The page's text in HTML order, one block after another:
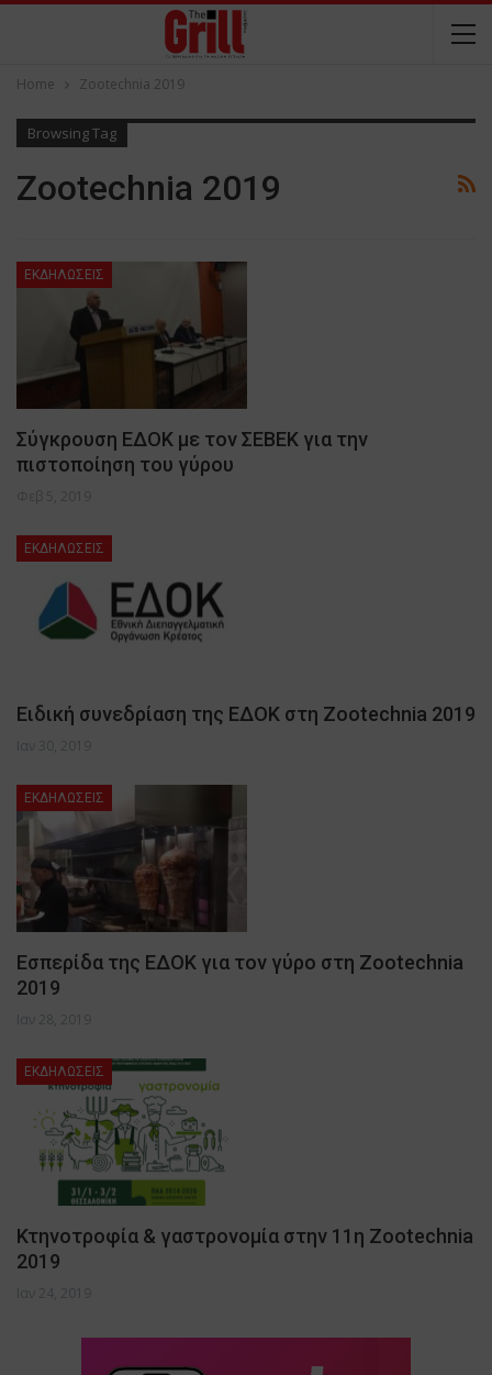
Home Zootechnia 2019
Browsing Tag
Zootechnia 2019
ΕΚΔΗΛΩΣΕΙΣ
Σύγκρουση ΕΔΟΚ με τον ΣΕΒΕΚ για την
πιστοποίηση του γύρου
Φεβ 5, 2019
ΕΚΔΗΛΩΣΕΙΣ
Ειδική συνεδρίαση της ΕΔΟΚ στη Zootechnia 2019
Ιαν 30, 2019
ΕΚΔΗΛΩΣΕΙΣ
Εσπερίδα της ΕΔΟΚ για τον γύρο στη Zootechnia
2019
Ιαν 28, 2019
ΕΚΔΗΛΩΣΕΙΣ
Κτηνοτροφία & γαστρονομία στην 11η Zootechnia
2019
Ιαν 24, 2019